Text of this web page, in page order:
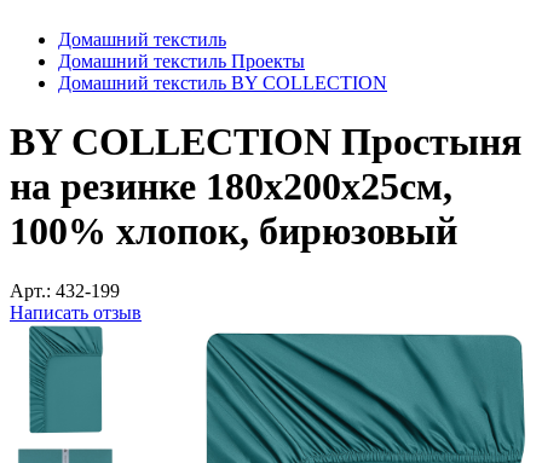
Домашний текстиль
Домашний текстиль Проекты
Домашний текстиль BY COLLECTION
BY COLLECTION Простыня
на резинке 180х200х25см,
100% хлопок, бирюзовый
Арт.: 432-199
Написать отзыв